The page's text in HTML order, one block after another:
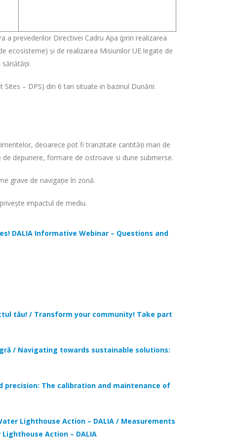
prevederilor Directivei Cadru Apa (prin realizarea
ecosisteme) și de realizarea Misiunilor UE legate de
sănătății
– DPS) din 6 tari situate in bazinul Dunării:
deoarece pot fi tranzitate cantități mari de
depunere, formare de ostroave si dune submerse.
grave de navigație în zonă.
impactul de mediu.
DALIA Informative Webinar – Questions and
tău! / Transform your community! Take part
/ Navigating towards sustainable solutions:
precision: The calibration and maintenance of
Lighthouse Action – DALIA / Measurements
Action – DALIA